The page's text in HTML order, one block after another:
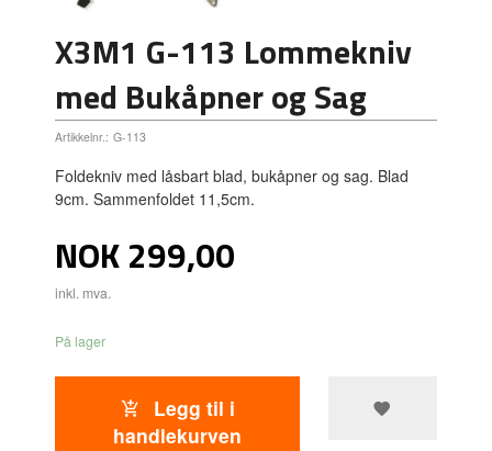
X3M1 G-113 Lommekniv
med Bukåpner og Sag
Artikkelnr.: G-113
Foldekniv med låsbart blad, bukåpner og sag. Blad
9cm. Sammenfoldet 11,5cm.
Pris
NOK299,00
inkl. mva.
På lager
Legg til i
handlekurven